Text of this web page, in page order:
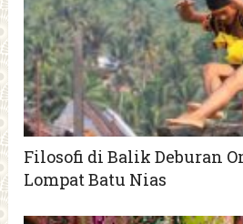
Filosofi di Balik Deburan
Lompat Batu Nias